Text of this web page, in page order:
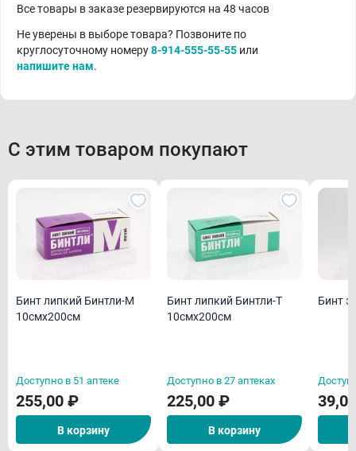
Все товары в заказе резервируются на 48 часов
Не уверены в выборе товара? Позвоните по
круглосуточному номеру8-914-555-55-55 или
напишите нам.
С этим товаром покупают
Бинт липкий Бинтли-М
10смх200см
Доступно в 51 аптеке
255,00 ₽
В корзину
Бинт липкий Бинтли-Т
10смх200см
Доступно в 27 аптеках
225,00 ₽
В корзину
Бинт